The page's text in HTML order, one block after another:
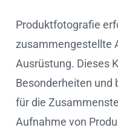
Produktfotografie
zusammengestellte
Ausrüstung. Dieses
Besonderheiten und
für die
Aufnahme von